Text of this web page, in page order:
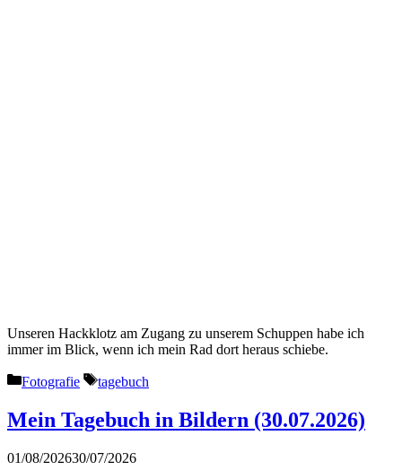
Unseren Hackklotz am Zugang zu unserem Schuppen habe ich
immer im Blick, wenn ich mein Rad dort heraus schiebe.
Kategorien
Fotografie Schlagwörter
tagebuch
Mein Tagebuch in Bildern (30.07.2026)
01/08/202630/07/2026